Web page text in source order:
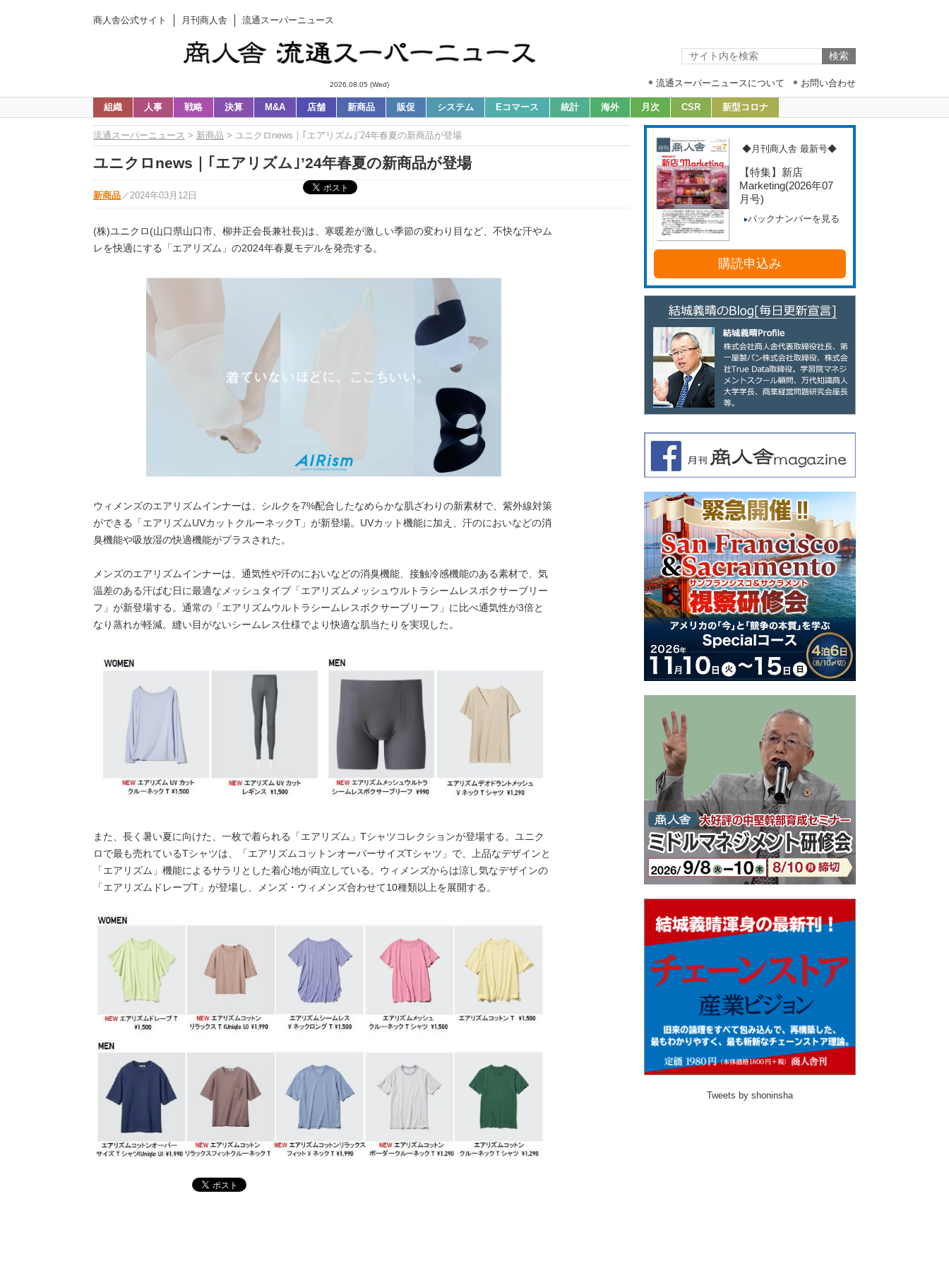
商人舎公式サイト 月刊商人舎 流通スーパーニュース
2026.08.05 (Wed) 流通スーパーニュースについて お問い合わせ
組織 人事 戦略 決算 M&A 店舗 新商品 販促 システム Eコマース 統計 海外 月次 CSR 新型コロナ
流通スーパーニュース > 新商品 > ユニクロnews｜｢エアリズム｣’24年春夏の新商品が登場
ユニクロnews｜｢エアリズム｣’24年春夏の新商品が登場
新商品 ／ 2024年03月12日
(株)ユニクロ(山口県山口市、柳井正会長兼社長)は、寒暖差が激しい季節の変わり目など、不快な汗やム
レを快適にする「エアリズム」の2024年春夏モデルを発売する。
ウィメンズのエアリズムインナーは、シルクを7%配合したなめらかな肌ざわりの新素材で、紫外線対策
ができる「エアリズムUVカットクルーネックT」が新登場。UVカット機能に加え、汗のにおいなどの消
臭機能や吸放湿の快適機能がプラスされた。
メンズのエアリズムインナーは、通気性や汗のにおいなどの消臭機能、接触冷感機能のある素材で、気
温差のある汗ばむ日に最適なメッシュタイプ「エアリズムメッシュウルトラシームレスボクサーブリー
フ」が新登場する。通常の「エアリズムウルトラシームレスボクサーブリーフ」に比べ通気性が3倍と
なり蒸れが軽減。縫い目がないシームレス仕様でより快適な肌当たりを実現した。
また、長く暑い夏に向けた、一枚で着られる「エアリズム」Tシャツコレクションが登場する。ユニク
ロで最も売れているTシャツは、「エアリズムコットンオーバーサイズTシャツ」で、上品なデザインと
「エアリズム」機能によるサラリとした着心地が両立している。ウィメンズからは涼し気なデザインの
「エアリズムドレープT」が登場し、メンズ・ウィメンズ合わせて10種類以上を展開する。
◆月刊商人舎 最新号◆
【特集】新店
Marketing(2026年07
月号)
バックナンバーを見る
購読申込み
Tweets by shoninsha